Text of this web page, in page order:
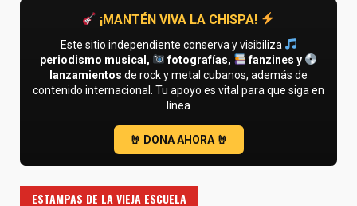
¡MANTÉN VIVA LA CHISPA!
Este sitio independiente conserva y visibiliza
periodismo musical,
fotografías,
fanzines y
lanzamientos de rock y metal cubanos, además de
contenido internacional. Tu apoyo es vital para que siga en
línea
ESTAMPAS DE LA VIEJA ESCUELA